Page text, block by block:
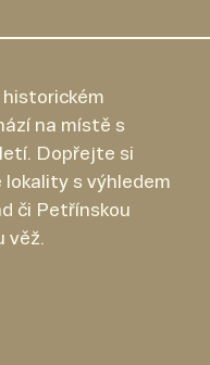
na místě s
Dopřejte si
s výhledem
či Petřínskou
věž.